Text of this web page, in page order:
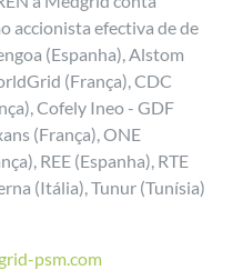
accionista efectiva de de
(Espanha), Alstom
(França), CDC
Cofely Ineo - GDF
(França), ONE
REE (Espanha), RTE
(Itália), Tunur (Tunísia)
psm.com